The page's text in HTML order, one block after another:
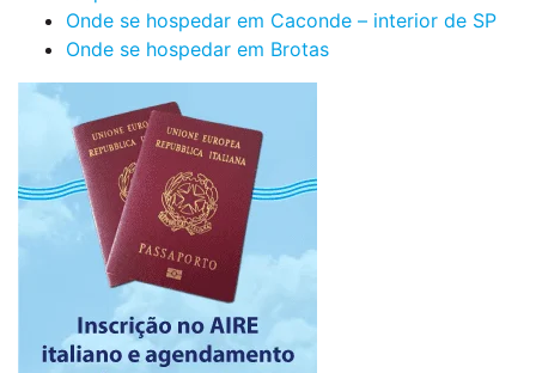
Onde se hospedar em Caconde – interior de SP
Onde se hospedar em Brotas